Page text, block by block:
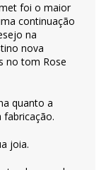
foi o maior
continuação
na
nova
no tom Rose
quanto a
fabricação.
joia.